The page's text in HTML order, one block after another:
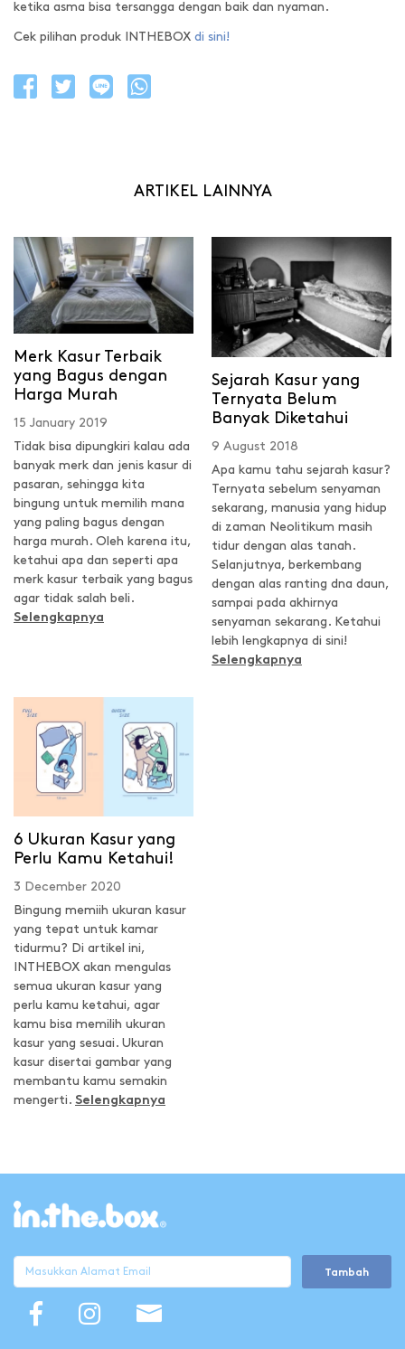
ketika asma bisa tersangga dengan baik dan nyaman.
Cek pilihan produk INTHEBOX di sini!
ARTIKEL LAINNYA
Merk Kasur Terbaik
yang Bagus dengan
Harga Murah
15 January 2019
Tidak bisa dipungkiri kalau ada
banyak merk dan jenis kasur di
pasaran, sehingga kita
bingung untuk memilih mana
yang paling bagus dengan
harga murah. Oleh karena itu,
ketahui apa dan seperti apa
merk kasur terbaik yang bagus
agar tidak salah beli.
Selengkapnya
Sejarah Kasur yang
Ternyata Belum
Banyak Diketahui
9 August 2018
Apa kamu tahu sejarah kasur?
Ternyata sebelum senyaman
sekarang, manusia yang hidup
di zaman Neolitikum masih
tidur dengan alas tanah.
Selanjutnya, berkembang
dengan alas ranting dna daun,
sampai pada akhirnya
senyaman sekarang. Ketahui
lebih lengkapnya di sini!
Selengkapnya
6 Ukuran Kasur yang
Perlu Kamu Ketahui!
3 December 2020
Bingung memiih ukuran kasur
yang tepat untuk kamar
tidurmu? Di artikel ini,
INTHEBOX akan mengulas
semua ukuran kasur yang
perlu kamu ketahui, agar
kamu bisa memilih ukuran
kasur yang sesuai. Ukuran
kasur disertai gambar yang
membantu kamu semakin
mengerti. Selengkapnya
Tambah